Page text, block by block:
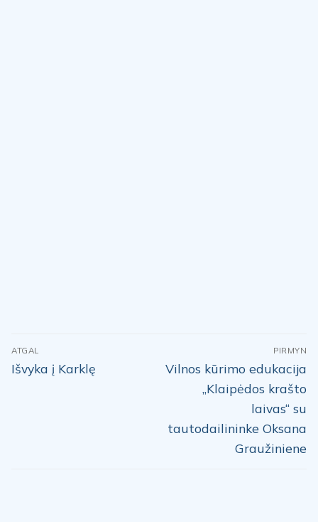
Navigacija
tarp
ATGAL
Previous
Išvyka į Karklę
PIRMYN
Next
Vilnos kūrimo edukacija
„Klaipėdos krašto
laivas“ su
tautodailininke Oksana
Graužiniene